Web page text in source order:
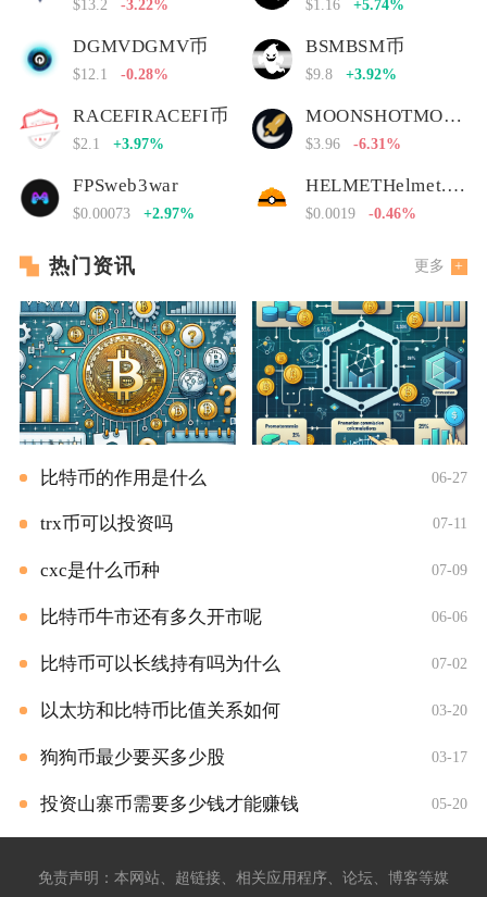
$13.2 -3.22% $1.16 +5.74%
DGMVDGMV币
$12.1 -0.28%
BSMBSM币
$9.8 +3.92%
RACEFIRACEFI币
$2.1 +3.97%
MOONSHOTMOONSHOT币
$3.96 -6.31%
FPSweb3war
$0.00073 +2.97%
HELMETHelmet.insure Governance Token
$0.0019 -0.46%
热门资讯 更多
比特币的作用是什么 06-27
trx币可以投资吗 07-11
cxc是什么币种 07-09
比特币牛市还有多久开市呢 06-06
比特币可以长线持有吗为什么 07-02
以太坊和比特币比值关系如何 03-20
狗狗币最少要买多少股 03-17
投资山寨币需要多少钱才能赚钱 05-20
免责声明：本网站、超链接、相关应用程序、论坛、博客等媒